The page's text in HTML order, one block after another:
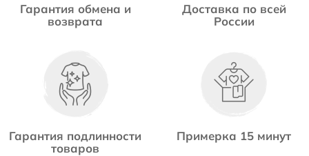
Гарантия обмена и
возврата
Доставка по всей
России
Гарантия подлинности
товаров
Примерка 15 минут